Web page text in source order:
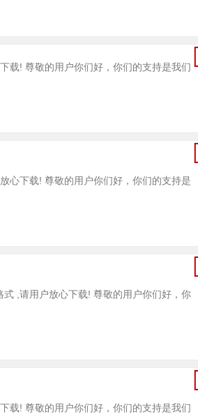
载! 尊敬的用户你们好，你们的支持是我们
心下载! 尊敬的用户你们好，你们的支持是
,请用户放心下载! 尊敬的用户你们好，你
载! 尊敬的用户你们好，你们的支持是我们